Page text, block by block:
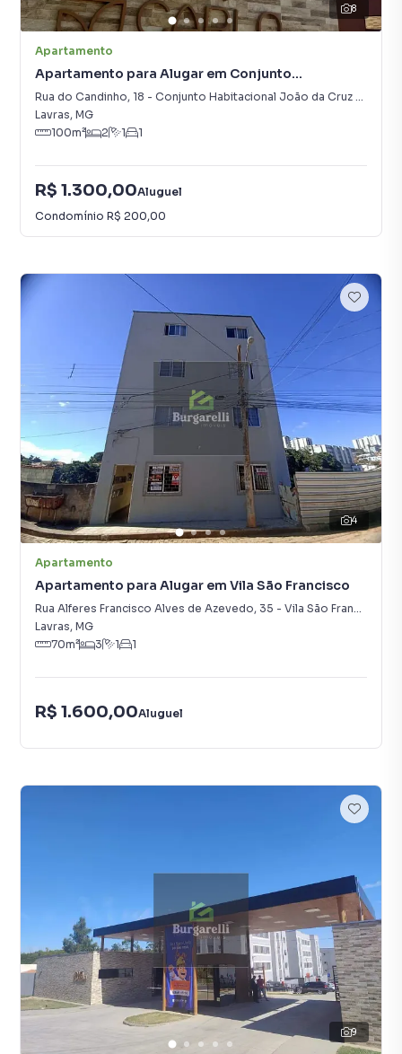
8
Apartamento
Apartamento para Alugar em Conjunto
Habitacional João da Cruz Botrel
Rua do Candinho, 18 - Conjunto Habitacional João da Cruz Botrel
Lavras, MG
100m² 2 1 1
R$ 1.300,00Aluguel
Condomínio R$ 200,00
4
Apartamento
Apartamento para Alugar em Vila São Francisco
Rua Alferes Francisco Alves de Azevedo, 35 - Vila São Francisco
Lavras, MG
70m² 3 1 1
R$ 1.600,00Aluguel
9